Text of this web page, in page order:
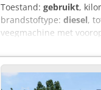
Toestand: gebruikt,
brandstoftype: diesel,
veegmachine met
opnemen: Staat: zeer
rondom * Zijborstel
Voor verdere vragen
Frans en...?